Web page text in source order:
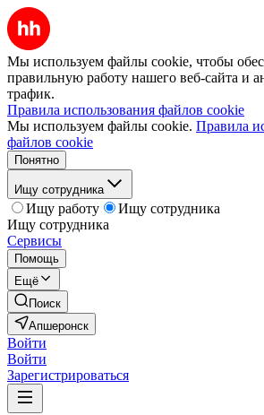
Мы используем файлы cookie, чтобы
правильную работу нашего веб-сайта и
трафик.
Правила использования файлов cookie
Мы используем файлы cookie. Правила
файлов cookie
Понятно
Ищу сотрудника
Ищу работу
Ищу сотрудника
Ищу сотрудника
Сервисы
Помощь
Ещё
Поиск
Апшеронск
Войти
Войти
Зарегистрироваться